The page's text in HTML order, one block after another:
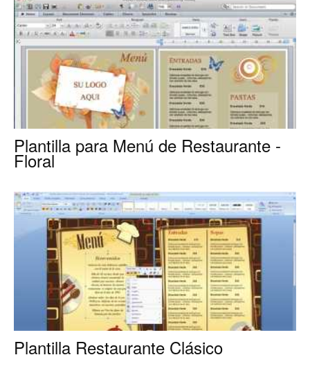
Restaurantes
de
Restaurantes
Plantilla para Menú de Restaurante -
Floral
Plantilla Restaurante Clásico